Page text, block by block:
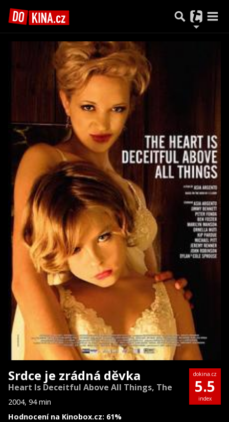
Srdce je zrádná děvka
Heart Is Deceitful Above All Things, The
2004, 94 min
Hodnocení na Kinobox.cz: 61%
dokina.cz
5.5
index